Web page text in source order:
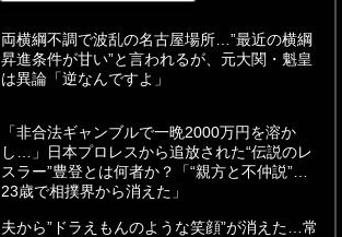
両横綱不調で波乱の名古屋場所…”最近の横綱
昇進条件が甘い”と言われるが、元大関・魁皇
は異論「逆なんですよ」
「非合法ギャンブルで一晩2000万円を溶か
し…」日本プロレスから追放された“伝説のレ
スラー”豊登とは何者か？「“親方と不仲説”…
23歳で相撲界から消えた」
夫から”ドラえもんのような笑顔”が消えた…常